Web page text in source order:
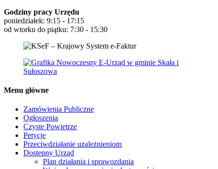
Godziny pracy Urzędu
poniedziałek: 9:15 - 17:15
od wtorku do piątku: 7:30 - 15:30
Menu główne
Zamówienia Publiczne
Ogłoszenia
Czyste Powietrze
Petycje
Przeciwdziałanie uzależnieniom
Dostępny Urząd
Plan działania i sprawozdania